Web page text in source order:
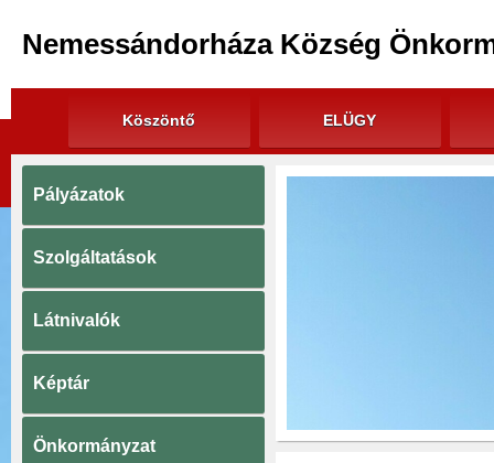
Nemessándorháza Község
Köszöntő ELÜGY
Pályázatok
Szolgáltatások
Látnivalók
Képtár
Önkormányzat